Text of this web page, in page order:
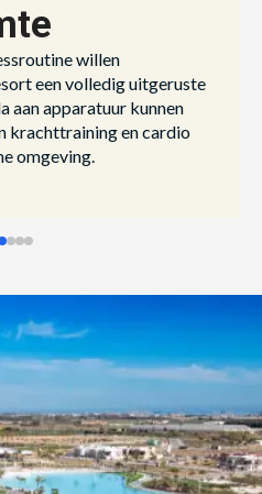
willen
een volledig uitgeruste
aan apparatuur kunnen
krachttraining en cardio
omgeving.